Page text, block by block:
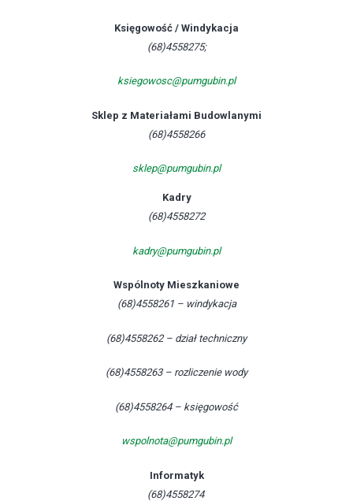
Księgowość / Windykacja
(68)4558275;
ksiegowosc@pumgubin.pl
Sklep z Materiałami Budowlanymi
(68)4558266
sklep@pumgubin.pl
Kadry
(68)4558272
kadry@pumgubin.pl
Wspólnoty Mieszkaniowe
(68)4558261 – windykacja
(68)4558262 – dział techniczny
(68)4558263 – rozliczenie wody
(68)4558264 – księgowość
wspolnota@pumgubin.pl
Informatyk
(68)4558274